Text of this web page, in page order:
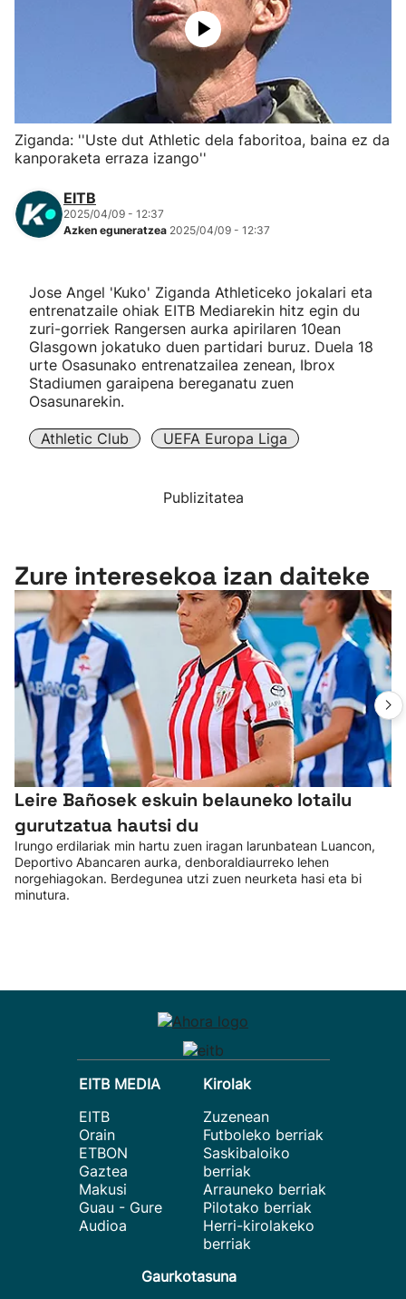
Kirolak 360
Mendi-lasterketak
"Helmuga"
Ziganda: ''Uste dut Athletic dela faboritoa, baina ez da
kanporaketa erraza izango''
EITB
2025/04/09 - 12:37
Azken eguneratzea 2025/04/09 - 12:37
Jose Angel 'Kuko' Ziganda Athleticeko jokalari eta
entrenatzaile ohiak EITB Mediarekin hitz egin du
zuri-gorriek Rangersen aurka apirilaren 10ean
Glasgown jokatuko duen partidari buruz. Duela 18
urte Osasunako entrenatzailea zenean, Ibrox
Stadiumen garaipena bereganatu zuen
Osasunarekin.
Athletic Club UEFA Europa Liga
Publizitatea
Zure interesekoa izan daiteke
Leire Bañosek eskuin belauneko lotailu
gurutzatua hautsi du
Irungo erdilariak min hartu zuen iragan larunbatean Luancon,
Deportivo Abancaren aurka, denboraldiaurreko lehen
norgehiagokan. Berdegunea utzi zuen neurketa hasi eta bi
minutura.
EITB MEDIA
EITB
Orain
ETBON
Gaztea
Makusi
Guau - Gure
Audioa
Kirolak
Zuzenean
Futboleko berriak
Saskibaloiko
berriak
Arrauneko berriak
Pilotako berriak
Herri-kirolakeko
berriak
Gaurkotasuna